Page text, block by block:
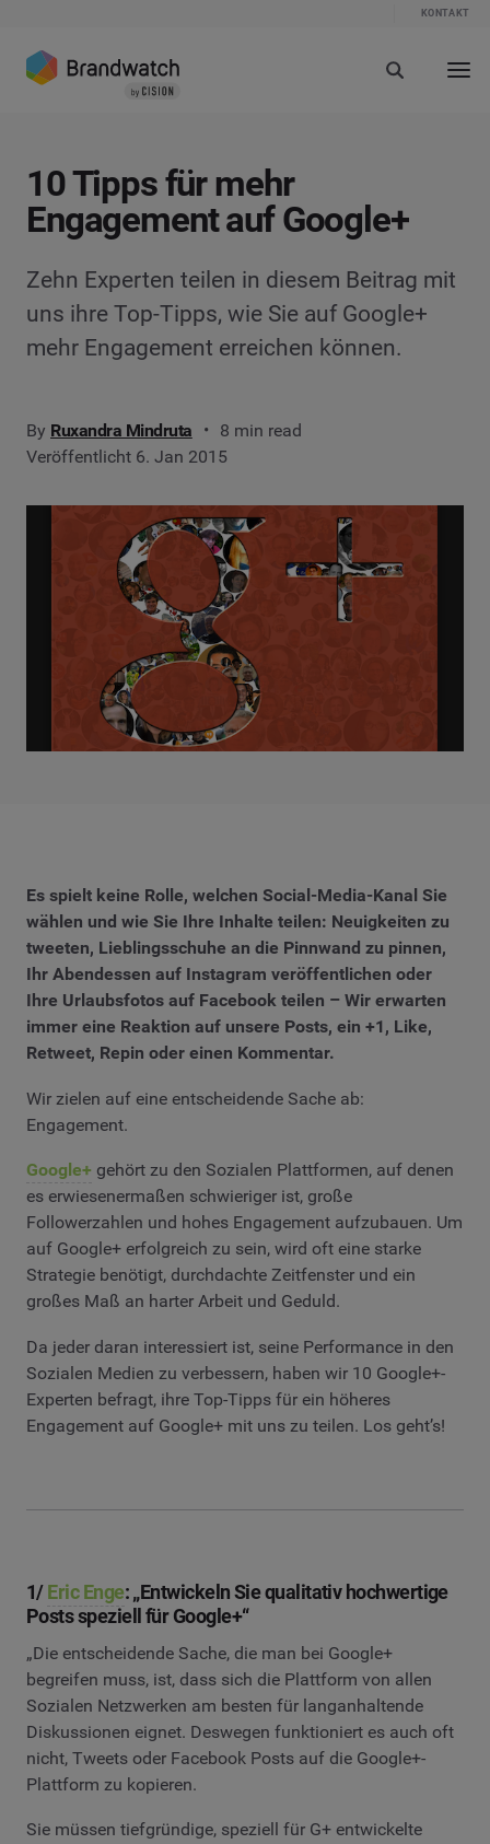
KONTAKT
10 Tipps für mehr
Engagement auf Google+
Zehn Experten teilen in diesem Beitrag mit
uns ihre Top-Tipps, wie Sie auf Google+
mehr Engagement erreichen können.
By Ruxandra Mindruta
8 min read
Veröffentlicht 6. Jan 2015
Es spielt keine Rolle, welchen Social-Media-Kanal Sie
wählen und wie Sie Ihre Inhalte teilen: Neuigkeiten zu
tweeten, Lieblingsschuhe an die Pinnwand zu pinnen,
Ihr Abendessen auf Instagram veröffentlichen oder
Ihre Urlaubsfotos auf Facebook teilen – Wir erwarten
immer eine Reaktion auf unsere Posts, ein +1, Like,
Retweet, Repin oder einen Kommentar.
Wir zielen auf eine entscheidende Sache ab:
Engagement.
Google+ gehört zu den Sozialen Plattformen, auf denen
es erwiesenermaßen schwieriger ist, große
Followerzahlen und hohes Engagement aufzubauen. Um
auf Google+ erfolgreich zu sein, wird oft eine starke
Strategie benötigt, durchdachte Zeitfenster und ein
großes Maß an harter Arbeit und Geduld.
Da jeder daran interessiert ist, seine Performance in den
Sozialen Medien zu verbessern, haben wir 10 Google+-
Experten befragt, ihre Top-Tipps für ein höheres
Engagement auf Google+ mit uns zu teilen. Los geht’s!
1/Eric Enge: „Entwickeln Sie qualitativ hochwertige
Posts speziell für Google+“
„Die entscheidende Sache, die man bei Google+
begreifen muss, ist, dass sich die Plattform von allen
Sozialen Netzwerken am besten für langanhaltende
Diskussionen eignet. Deswegen funktioniert es auch oft
nicht, Tweets oder Facebook Posts auf die Google+-
Plattform zu kopieren.
Sie müssen tiefgründige, speziell für G+ entwickelte